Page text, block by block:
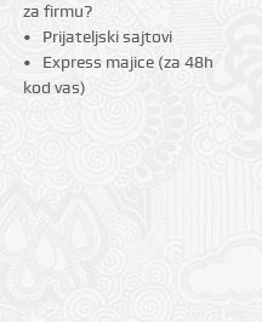
za firmu?
Prijateljski sajtovi
Express majice (za 48h
kod vas)